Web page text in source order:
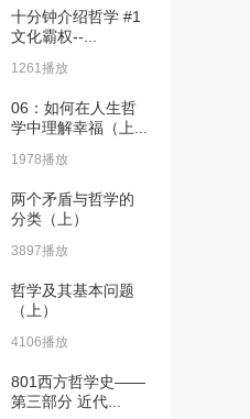
息”：
10:12
息”：
11:26
息”：
11:24
时空
十分钟介绍哲学 #1
文化霸权--...
1261播放
06：如何在人生哲
学中理解幸福（上...
1978播放
两个矛盾与哲学的
分类（上）
3897播放
哲学及其基本问题
（上）
4106播放
801西方哲学史——
第三部分 近代...